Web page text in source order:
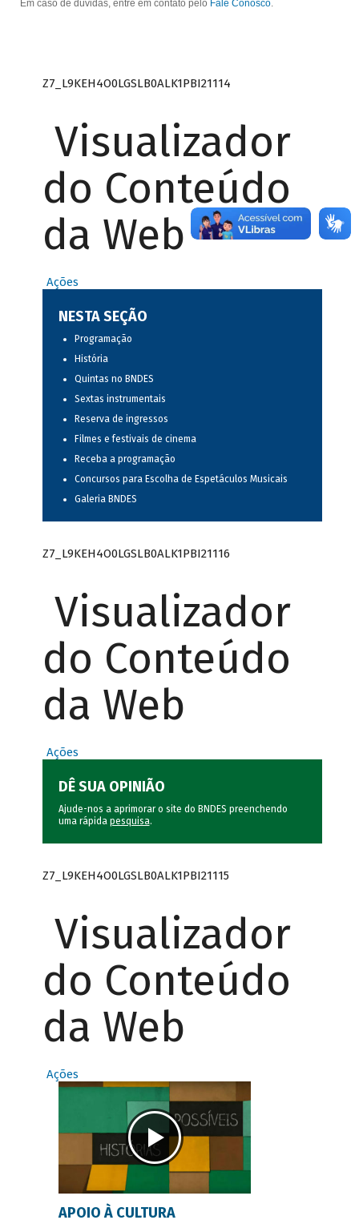
Em caso de dúvidas, entre em contato pelo Fale Conosco.
Z7_L9KEH4O0LGSLB0ALK1PBI21114
Visualizador
do Conteúdo
da Web
Ações
NESTA SEÇÃO
Programação
História
Quintas no BNDES
Sextas instrumentais
Reserva de ingressos
Filmes e festivais de cinema
Receba a programação
Concursos para Escolha de Espetáculos Musicais
Galeria BNDES
Z7_L9KEH4O0LGSLB0ALK1PBI21116
Visualizador
do Conteúdo
da Web
Ações
DÊ SUA OPINIÃO
Ajude-nos a aprimorar o site do BNDES preenchendo
uma rápida pesquisa.
Z7_L9KEH4O0LGSLB0ALK1PBI21115
Visualizador
do Conteúdo
da Web
Ações
APOIO À CULTURA